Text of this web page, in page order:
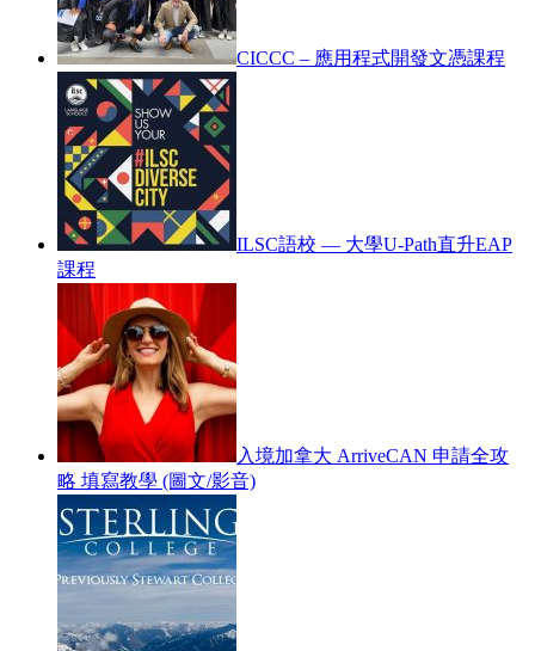
CICCC – 應用程式開發文憑課程
ILSC語校 — 大學U-Path直升EAP
課程
入境加拿大 ArriveCAN 申請全攻
略 填寫教學 (圖文/影音)